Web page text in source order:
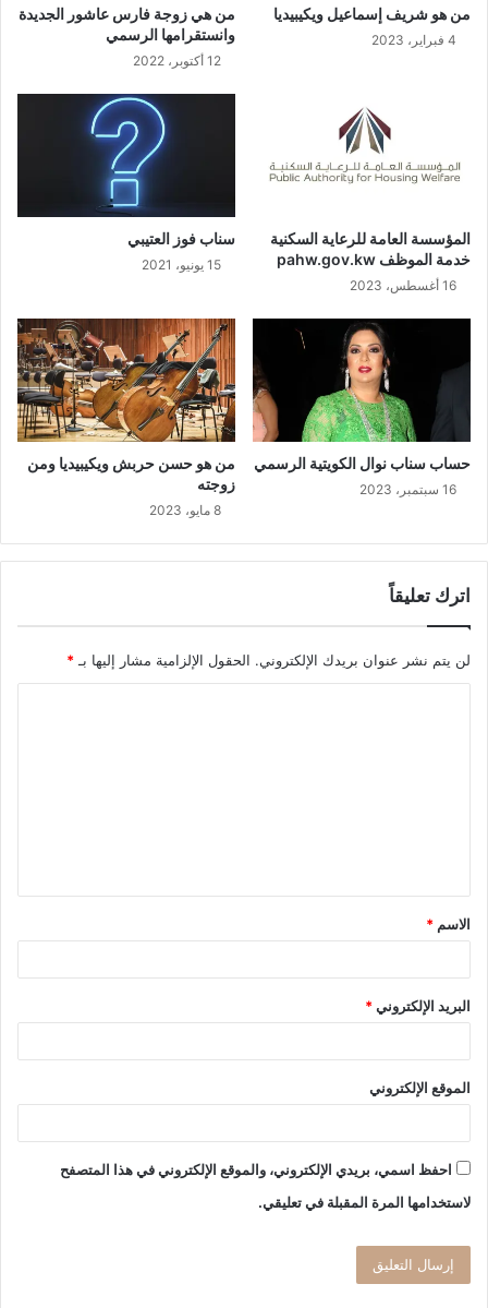
من هو شريف إسماعيل ويكيبيديا
4 فبراير، 2023
من هي زوجة فارس عاشور الجديدة
وانستقرامها الرسمي
12 أكتوبر، 2022
المؤسسة العامة للرعاية السكنية
خدمة الموظف pahw.gov.kw
16 أغسطس، 2023
سناب فوز العتيبي
15 يونيو، 2021
حساب سناب نوال الكويتية الرسمي
16 سبتمبر، 2023
من هو حسن حربش ويكيبيديا ومن
زوجته
8 مايو، 2023
اترك تعليقاً
لن يتم نشر عنوان بريدك الإلكتروني. الحقول الإلزامية مشار إليها بـ *
ق
*
الاسم *
البريد الإلكتروني*
الموقع الإلكتروني
احفظ اسمي، بريدي الإلكتروني، والموقع الإلكتروني في هذا المتصفح
لاستخدامها المرة المقبلة في تعليقي.